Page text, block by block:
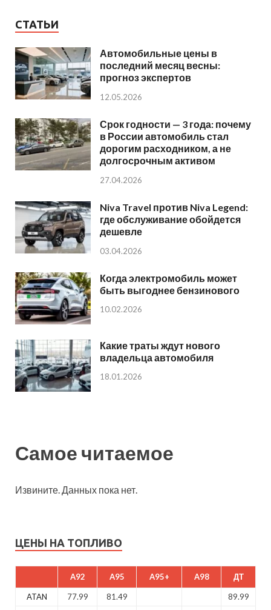
СТАТЬИ
Автомобильные цены в
последний месяц весны:
прогноз экспертов
12.05.2026
Срок годности — 3 года: почему
в России автомобиль стал
дорогим расходником, а не
долгосрочным активом
27.04.2026
Niva Travel против Niva Legend:
где обслуживание обойдется
дешевле
03.04.2026
Когда электромобиль может
быть выгоднее бензинового
10.02.2026
Какие траты ждут нового
владельца автомобиля
18.01.2026
Самое читаемое
Извините. Данных пока нет.
ЦЕНЫ НА ТОПЛИВО
A92 A95 A95+ A98 ДТ
ATAN 77.99 81.49
89.99